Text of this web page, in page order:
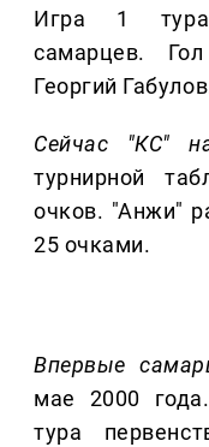
Игра 1 тура
самарцев.
Георгий
Сейчас "КС"
турнирной
очков. "Анжи"
25 очками.
Впервые
мае 2000
тура